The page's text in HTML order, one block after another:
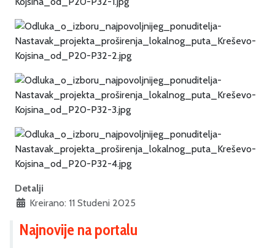
Detalji
Kreirano: 11 Studeni 2025
Najnovije na portalu